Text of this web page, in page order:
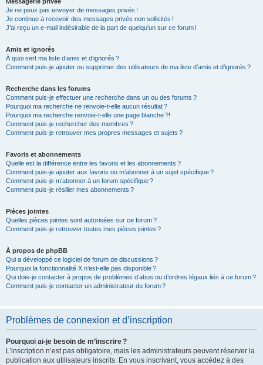
Je ne peux pas envoyer de messages privés !
Je continue à recevoir des messages privés non sollicités !
J’ai reçu un e-mail indésirable de la part de quelqu’un sur ce forum !
Amis et ignorés
À quoi sert ma liste d’amis et d’ignorés ?
Comment puis-je ajouter ou supprimer des utilisateurs de ma liste d’amis et d’ignorés ?
Recherche dans les forums
Comment puis-je effectuer une recherche dans un ou des forums ?
Pourquoi ma recherche ne renvoie-t-elle aucun résultat ?
Pourquoi ma recherche renvoie-t-elle une page blanche ?!
Comment puis-je rechercher des membres ?
Comment puis-je retrouver mes propres messages et sujets ?
Favoris et abonnements
Quelle est la différence entre les favoris et les abonnements ?
Comment puis-je ajouter aux favoris ou m’abonner à un sujet spécifique ?
Comment puis-je m’abonner à un forum spécifique ?
Comment puis-je résilier mes abonnements ?
Pièces jointes
Quelles pièces jointes sont autorisées sur ce forum ?
Comment puis-je retrouver toutes mes pièces jointes ?
À propos de phpBB
Qui a développé ce logiciel de forum de discussions ?
Pourquoi la fonctionnalité X n’est-elle pas disponible ?
Qui dois-je contacter à propos de problèmes d’abus ou d’ordres légaux liés à ce forum ?
Comment puis-je contacter un administrateur du forum ?
Problèmes de connexion et d’inscription
Pourquoi ai-je besoin de m’inscrire ?
L’inscription n’est pas obligatoire, mais les administrateurs peuvent réserver la
publication aux utilisateurs inscrits. En vous inscrivant, vous accédez à des